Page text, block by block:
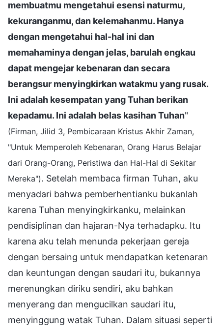
membuatmu mengetahui esensi naturmu,
kekuranganmu, dan kelemahanmu. Hanya
dengan mengetahui hal-hal ini dan
memahaminya dengan jelas, barulah engkau
dapat mengejar kebenaran dan secara
berangsur menyingkirkan watakmu yang rusak.
Ini adalah kesempatan yang Tuhan berikan
kepadamu. Ini adalah belas kasihan Tuhan"
(Firman, Jilid 3, Pembicaraan Kristus Akhir Zaman,
"Untuk Memperoleh Kebenaran, Orang Harus Belajar
dari Orang-Orang, Peristiwa dan Hal-Hal di Sekitar
Mereka"). Setelah membaca firman Tuhan, aku
menyadari bahwa pemberhentianku bukanlah
karena Tuhan menyingkirkanku, melainkan
pendisiplinan dan hajaran-Nya terhadapku. Itu
karena aku telah menunda pekerjaan gereja
dengan bersaing untuk mendapatkan ketenaran
dan keuntungan dengan saudari itu, bukannya
merenungkan diriku sendiri, aku bahkan
menyerang dan mengucilkan saudari itu,
menyinggung watak Tuhan. Dalam situasi seperti